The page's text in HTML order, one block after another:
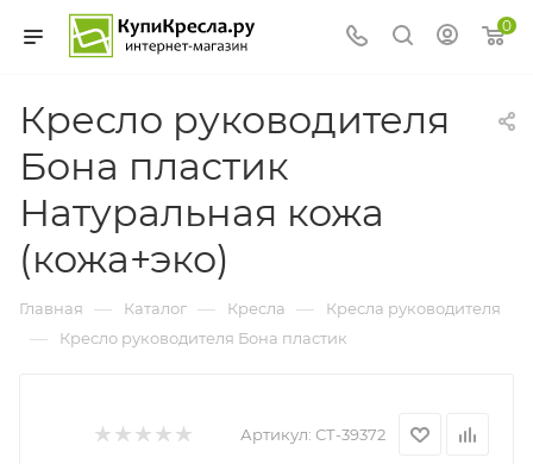
0
Кресло руководителя
Бона пластик
Натуральная кожа
(кожа+эко)
Главная — Каталог — Кресла — Кресла руководителя
— Кресло руководителя Бона пластик
Артикул: СТ-39372